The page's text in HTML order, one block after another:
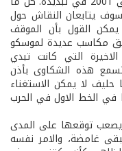
سوف يتابعان النقاش حول
القول بأن الموقف
مكاسب عديدة لموسكو
التي كانت تبدي
هذه الشكاوى بأذن
لا يمكن الاستغناء
الخط الاول في الحرب
يصعب توقعها على المدى
غامضة، والامر نفسه